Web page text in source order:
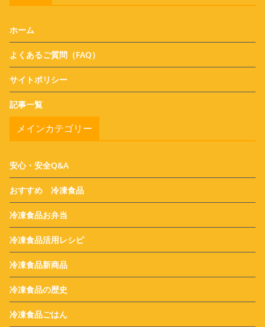
ホーム
よくあるご質問（FAQ）
サイトポリシー
記事一覧
メインカテゴリー
安心・安全Q&A
おすすめ 冷凍食品
冷凍食品お弁当
冷凍食品活用レシピ
冷凍食品新商品
冷凍食品の歴史
冷凍食品ごはん